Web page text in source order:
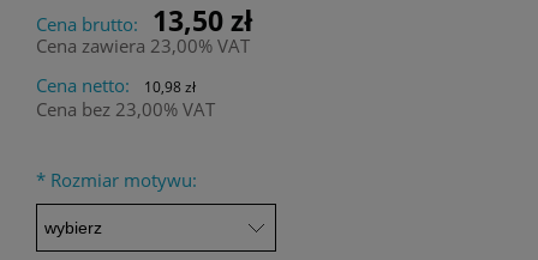
Cena brutto:
13,50 zł
Cena zawiera 23,00% VAT
Cena netto:
10,98 zł
Cena bez 23,00% VAT
* Rozmiar motywu: